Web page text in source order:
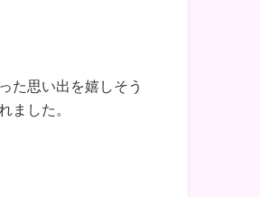
た思い出を嬉しそう
ました。